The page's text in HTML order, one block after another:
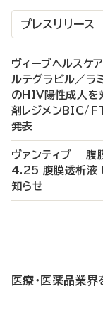
プレスリリース
ヴィーブヘルスケ
ルテグラビル／ラ
のHIV陽性成人を
剤レジメンBIC/
発表
ヴァンティブ 腹
4.25 腹膜透析液
知らせ
医療・医薬品業